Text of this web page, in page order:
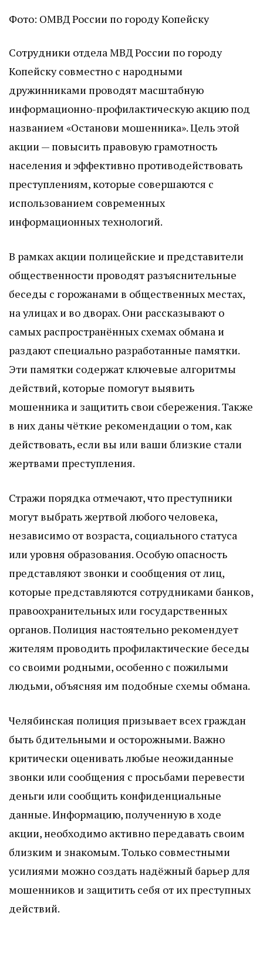
Фото: ОМВД России по городу Копейску
Сотрудники отдела МВД России по городу
Копейску совместно с народными
дружинниками проводят масштабную
информационно-профилактическую акцию под
названием «Останови мошенника». Цель этой
акции — повысить правовую грамотность
населения и эффективно противодействовать
преступлениям, которые совершаются с
использованием современных
информационных технологий.
В рамках акции полицейские и представители
общественности проводят разъяснительные
беседы с горожанами в общественных местах,
на улицах и во дворах. Они рассказывают о
самых распространённых схемах обмана и
раздают специально разработанные памятки.
Эти памятки содержат ключевые алгоритмы
действий, которые помогут выявить
мошенника и защитить свои сбережения. Также
в них даны чёткие рекомендации о том, как
действовать, если вы или ваши близкие стали
жертвами преступления.
Стражи порядка отмечают, что преступники
могут выбрать жертвой любого человека,
независимо от возраста, социального статуса
или уровня образования. Особую опасность
представляют звонки и сообщения от лиц,
которые представляются сотрудниками банков,
правоохранительных или государственных
органов. Полиция настоятельно рекомендует
жителям проводить профилактические беседы
со своими родными, особенно с пожилыми
людьми, объясняя им подобные схемы обмана.
Челябинская полиция призывает всех граждан
быть бдительными и осторожными. Важно
критически оценивать любые неожиданные
звонки или сообщения с просьбами перевести
деньги или сообщить конфиденциальные
данные. Информацию, полученную в ходе
акции, необходимо активно передавать своим
близким и знакомым. Только совместными
усилиями можно создать надёжный барьер для
мошенников и защитить себя от их преступных
действий.